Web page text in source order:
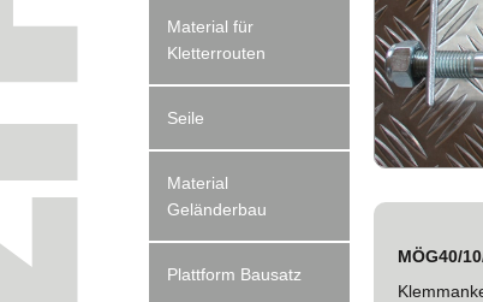
Material für
Kletterrouten
Seile
Material
Geländerbau
Plattform Bausatz
MÖG40/